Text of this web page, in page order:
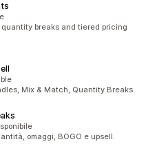
breaks and tiered pricing
Mix & Match, Quantity Breaks
omaggi, BOGO e upsell.